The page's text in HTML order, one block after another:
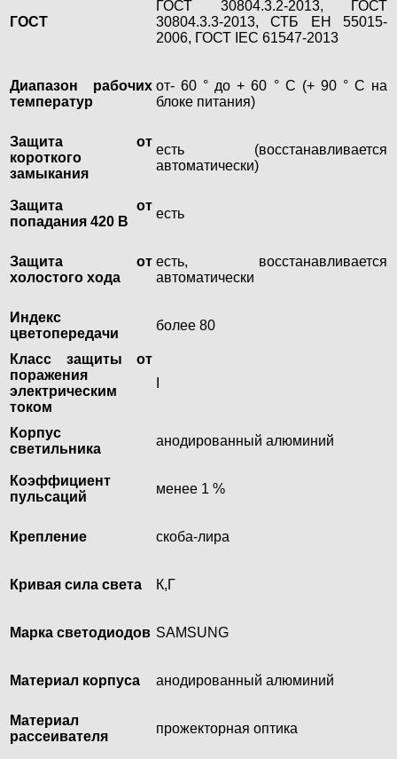
ГОСТ
ГОСТ 30804.3.2-2013, ГОСТ
30804.3.3-2013, СТБ ЕН 55015-
2006, ГОСТ IEC 61547-2013
Диапазон рабочих
температур
от- 60 ° до + 60 ° С (+ 90 ° С на
блоке питания)
Защита от
короткого
замыкания
есть (восстанавливается
автоматически)
Защита от
попадания 420 В
есть
Защита от
холостого хода
есть, восстанавливается
автоматически
Индекс
цветопередачи
более 80
Класс защиты от
поражения
электрическим
током
Корпус
светильника
анодированный алюминий
Коэффициент
пульсаций
менее 1 %
Крепление скоба-лира
Кривая сила света К,Г
Марка светодиодов SAMSUNG
Материал корпуса анодированный алюминий
Материал
рассеивателя
прожекторная оптика